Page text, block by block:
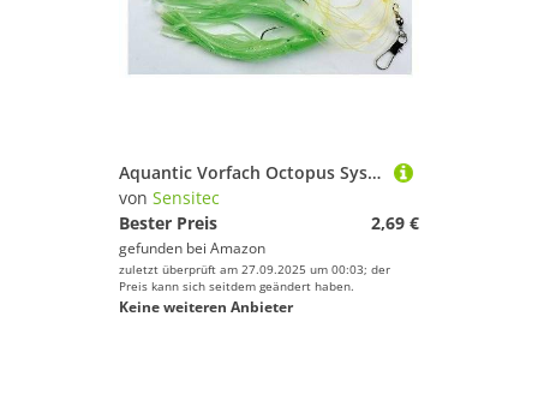
Aquantic Vorfach Octopus System Luminus Light Green
von Sensitec
Bester Preis
2,69 €
gefunden bei Amazon
zuletzt überprüft am 27.09.2025 um 00:03; der
Preis kann sich seitdem geändert haben.
Keine weiteren Anbieter